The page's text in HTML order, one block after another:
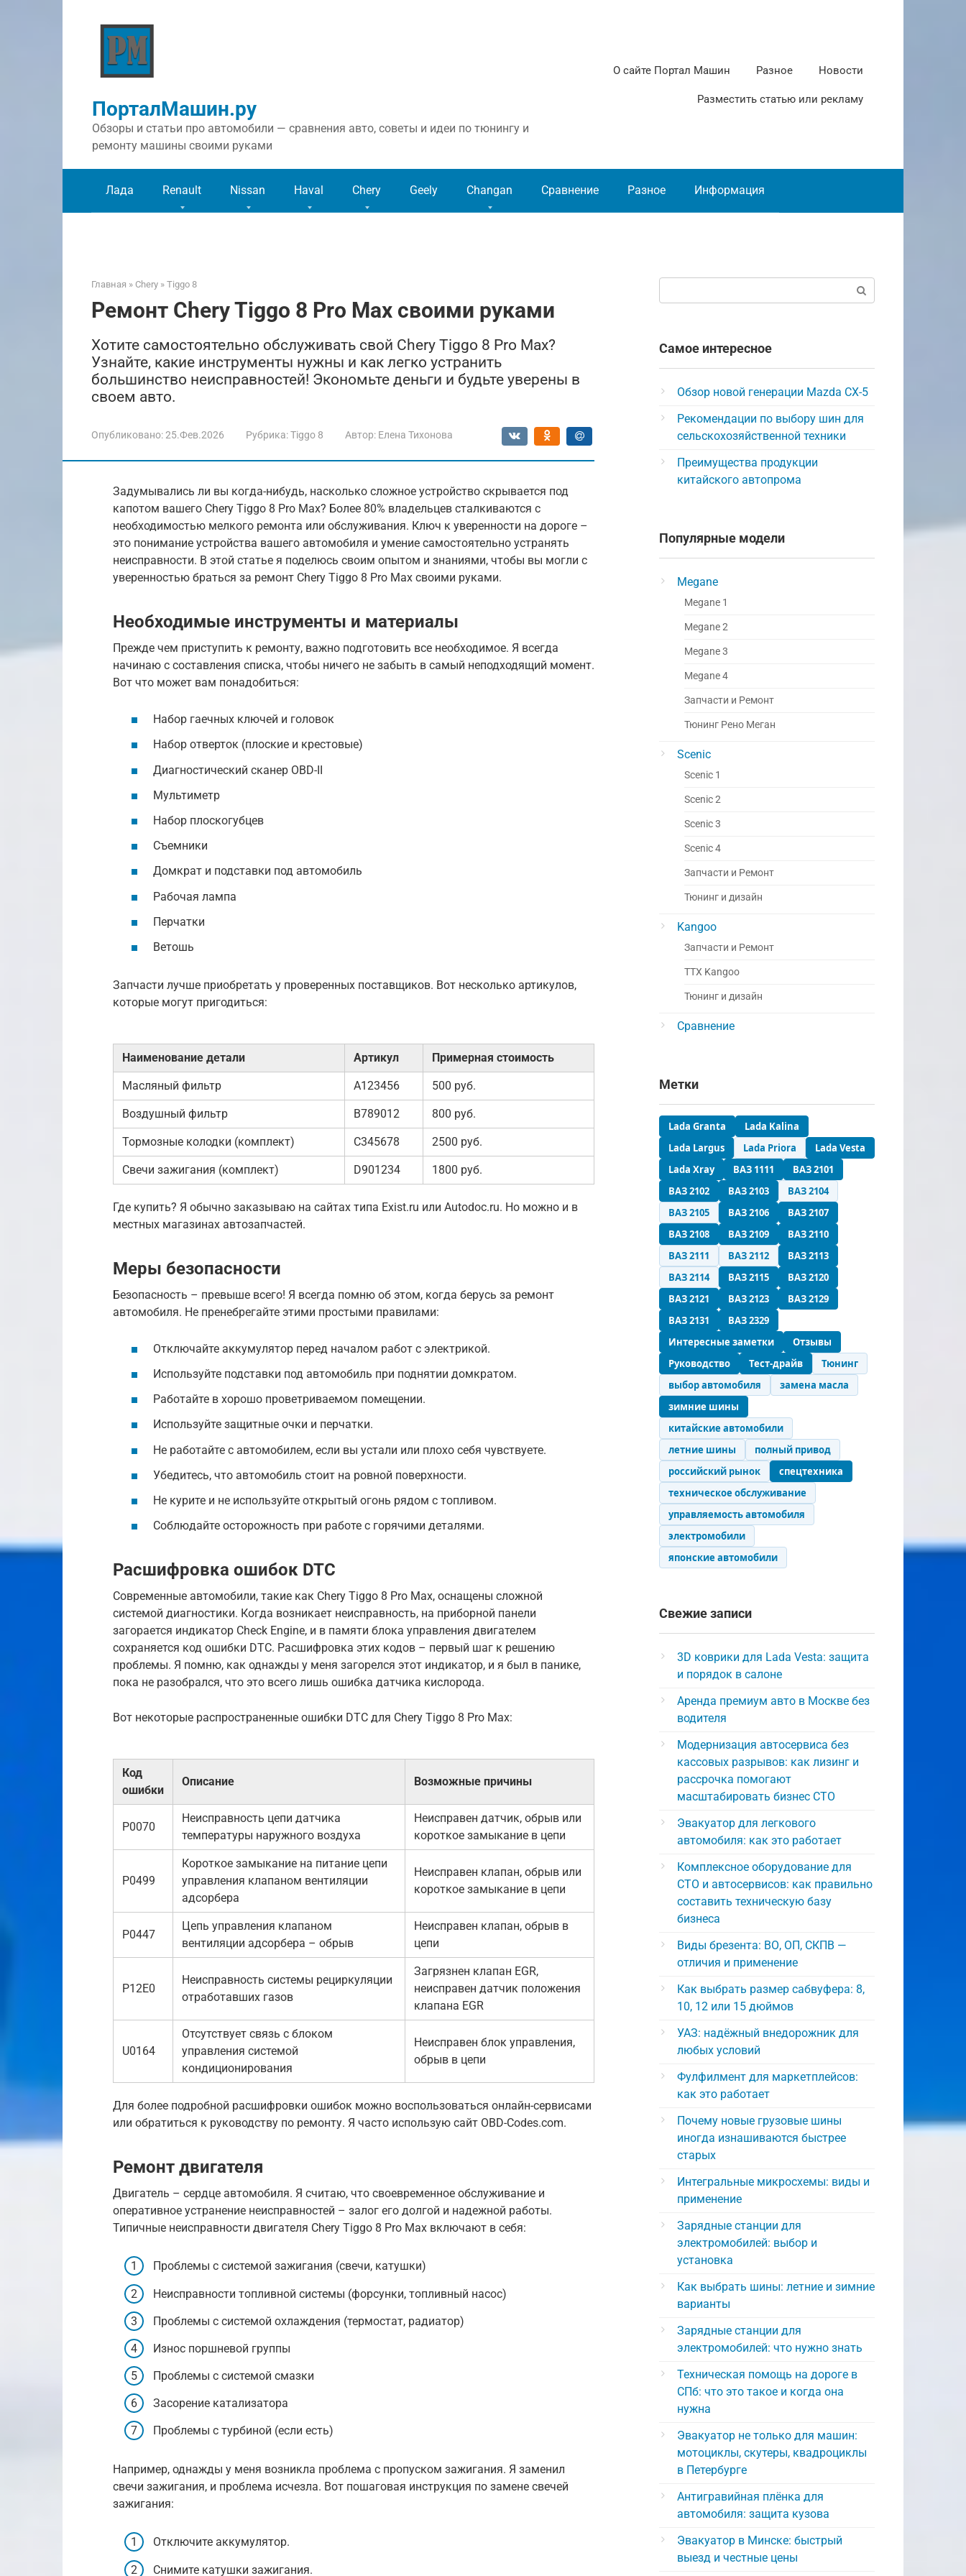
ПорталМашин.ру
Обзоры и статьи про автомобили — сравнения авто, советы и идеи по тюнингу и
ремонту машины своими руками
О сайте Портал Машин Разное Новости
Разместить статью или рекламу
Лада Renault Nissan Haval Chery Geely Changan Сравнение Разное Информация
Главная » Chery » Tiggo 8
Ремонт Chery Tiggo 8 Pro Max своими руками
Хотите самостоятельно обслуживать свой Chery Tiggo 8 Pro Max?
Узнайте, какие инструменты нужны и как легко устранить
большинство неисправностей! Экономьте деньги и будьте уверены в
своем авто.
Опубликовано:25.Фев.2026 Рубрика:Tiggo 8 Автор: Елена Тихонова
Задумывались ли вы когда-нибудь, насколько сложное устройство скрывается под
капотом вашего Chery Tiggo 8 Pro Max? Более 80% владельцев сталкиваются с
необходимостью мелкого ремонта или обслуживания. Ключ к уверенности на дороге –
это понимание устройства вашего автомобиля и умение самостоятельно устранять
неисправности. В этой статье я поделюсь своим опытом и знаниями, чтобы вы могли с
уверенностью браться за ремонт Chery Tiggo 8 Pro Max своими руками.
Необходимые инструменты и материалы
Прежде чем приступить к ремонту, важно подготовить все необходимое. Я всегда
начинаю с составления списка, чтобы ничего не забыть в самый неподходящий момент.
Вот что может вам понадобиться:
Набор гаечных ключей и головок
Набор отверток (плоские и крестовые)
Диагностический сканер OBD-II
Мультиметр
Набор плоскогубцев
Съемники
Домкрат и подставки под автомобиль
Рабочая лампа
Перчатки
Ветошь
Запчасти лучше приобретать у проверенных поставщиков. Вот несколько артикулов,
которые могут пригодиться:
Наименование детали Артикул Примерная стоимость
Масляный фильтр A123456 500 руб.
Воздушный фильтр B789012 800 руб.
Тормозные колодки (комплект) C345678 2500 руб.
Свечи зажигания (комплект) D901234 1800 руб.
Где купить? Я обычно заказываю на сайтах типа Exist.ru или Autodoc.ru. Но можно и в
местных магазинах автозапчастей.
Меры безопасности
Безопасность – превыше всего! Я всегда помню об этом, когда берусь за ремонт
автомобиля. Не пренебрегайте этими простыми правилами:
Отключайте аккумулятор перед началом работ с электрикой.
Используйте подставки под автомобиль при поднятии домкратом.
Работайте в хорошо проветриваемом помещении.
Используйте защитные очки и перчатки.
Не работайте с автомобилем, если вы устали или плохо себя чувствуете.
Убедитесь, что автомобиль стоит на ровной поверхности.
Не курите и не используйте открытый огонь рядом с топливом.
Соблюдайте осторожность при работе с горячими деталями.
Расшифровка ошибок DTC
Современные автомобили, такие как Chery Tiggo 8 Pro Max, оснащены сложной
системой диагностики. Когда возникает неисправность, на приборной панели
загорается индикатор Check Engine, и в памяти блока управления двигателем
сохраняется код ошибки DTC. Расшифровка этих кодов – первый шаг к решению
проблемы. Я помню, как однажды у меня загорелся этот индикатор, и я был в панике,
пока не разобрался, что это всего лишь ошибка датчика кислорода.
Вот некоторые распространенные ошибки DTC для Chery Tiggo 8 Pro Max:
Код
ошибки
Описание Возможные причины
P0070
Неисправность цепи датчика
температуры наружного воздуха
Неисправен датчик, обрыв или
короткое замыкание в цепи
P0499
Короткое замыкание на питание цепи
управления клапаном вентиляции
адсорбера
Неисправен клапан, обрыв или
короткое замыкание в цепи
P0447
Цепь управления клапаном
вентиляции адсорбера – обрыв
Неисправен клапан, обрыв в
цепи
P12E0
Неисправность системы рециркуляции
отработавших газов
Загрязнен клапан EGR,
неисправен датчик положения
клапана EGR
U0164
Отсутствует связь с блоком
управления системой
кондиционирования
Неисправен блок управления,
обрыв в цепи
Для более подробной расшифровки ошибок можно воспользоваться онлайн-сервисами
или обратиться к руководству по ремонту. Я часто использую сайт OBD-Codes.com.
Ремонт двигателя
Двигатель – сердце автомобиля. Я считаю, что своевременное обслуживание и
оперативное устранение неисправностей – залог его долгой и надежной работы.
Типичные неисправности двигателя Chery Tiggo 8 Pro Max включают в себя:
Проблемы с системой зажигания (свечи, катушки)
Неисправности топливной системы (форсунки, топливный насос)
Проблемы с системой охлаждения (термостат, радиатор)
Износ поршневой группы
Проблемы с системой смазки
Засорение катализатора
Проблемы с турбиной (если есть)
Например, однажды у меня возникла проблема с пропуском зажигания. Я заменил
свечи зажигания, и проблема исчезла. Вот пошаговая инструкция по замене свечей
зажигания:
Отключите аккумулятор.
Снимите катушки зажигания.
Самое интересное
Обзор новой генерации Mazda CX-5
Рекомендации по выбору шин для
сельскохозяйственной техники
Преимущества продукции
китайского автопрома
Популярные модели
Megane
Megane 1
Megane 2
Megane 3
Megane 4
Запчасти и Ремонт
Тюнинг Рено Меган
Scenic
Scenic 1
Scenic 2
Scenic 3
Scenic 4
Запчасти и Ремонт
Тюнинг и дизайн
Kangoo
Запчасти и Ремонт
ТТХ Kangoo
Тюнинг и дизайн
Сравнение
Метки
Lada Granta
Lada Kalina
Lada Largus
Lada Priora
Lada Vesta
Lada Xray
ВАЗ 1111
ВАЗ 2101
ВАЗ 2102
ВАЗ 2103
ВАЗ 2104
ВАЗ 2105
ВАЗ 2106
ВАЗ 2107
ВАЗ 2108
ВАЗ 2109
ВАЗ 2110
ВАЗ 2111
ВАЗ 2112
ВАЗ 2113
ВАЗ 2114
ВАЗ 2115
ВАЗ 2120
ВАЗ 2121
ВАЗ 2123
ВАЗ 2129
ВАЗ 2131
ВАЗ 2329
Интересные заметки
Отзывы
Руководство
Тест-драйв
Тюнинг
выбор автомобиля
замена масла
зимние шины
китайские автомобили
летние шины
полный привод
российский рынок
спецтехника
техническое обслуживание
управляемость автомобиля
электромобили
японские автомобили
Свежие записи
3D коврики для Lada Vesta: защита
и порядок в салоне
Аренда премиум авто в Москве без
водителя
Модернизация автосервиса без
кассовых разрывов: как лизинг и
рассрочка помогают
масштабировать бизнес СТО
Эвакуатор для легкового
автомобиля: как это работает
Комплексное оборудование для
СТО и автосервисов: как правильно
составить техническую базу
бизнеса
Виды брезента: ВО, ОП, СКПВ —
отличия и применение
Как выбрать размер сабвуфера: 8,
10, 12 или 15 дюймов
УАЗ: надёжный внедорожник для
любых условий
Фулфилмент для маркетплейсов:
как это работает
Почему новые грузовые шины
иногда изнашиваются быстрее
старых
Интегральные микросхемы: виды и
применение
Зарядные станции для
электромобилей: выбор и
установка
Как выбрать шины: летние и зимние
варианты
Зарядные станции для
электромобилей: что нужно знать
Техническая помощь на дороге в
СПб: что это такое и когда она
нужна
Эвакуатор не только для машин:
мотоциклы, скутеры, квадроциклы
в Петербурге
Антигравийная плёнка для
автомобиля: защита кузова
Эвакуатор в Минске: быстрый
выезд и честные цены